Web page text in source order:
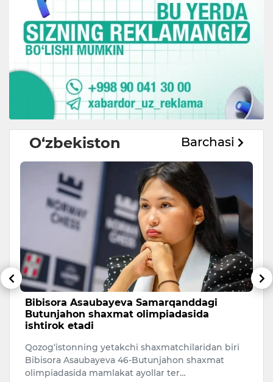
O‘zbekiston Barchasi
Bibisora Asaubayeva Samarqanddagi
Butunjahon shaxmat olimpiadasida
ishtirok etadi
Qozog‘istonning yetakchi shaxmatchilaridan biri
Bibisora Asaubayeva 46-Butunjahon shaxmat
olimpiadasida mamlakat ayollar ter…